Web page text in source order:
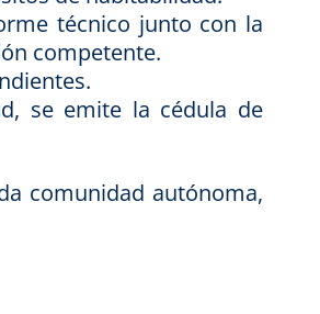
técnico junto con la
competente.
se emite la cédula de
comunidad autónoma,